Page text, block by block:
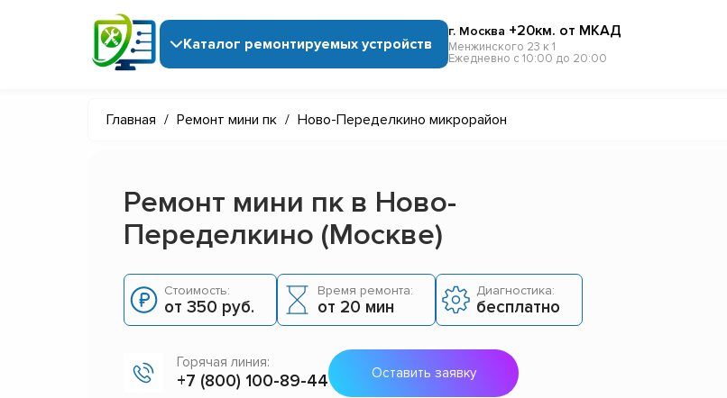
Каталог ремонтируемых устройств
г. Москва +20км. от МКАД
Менжинского 23 к 1
Ежедневно с 10:00 до 20:00
Главная / Ремонт мини пк / Ново-Переделкино микрорайон
Ремонт мини пк в Ново-
Переделкино (Москве)
Стоимость:
от 350 руб.
Время ремонта:
от 20 мин
Диагностика:
бесплатно
Горячая линия:
+7 (800) 100-89-44 Оставить заявку